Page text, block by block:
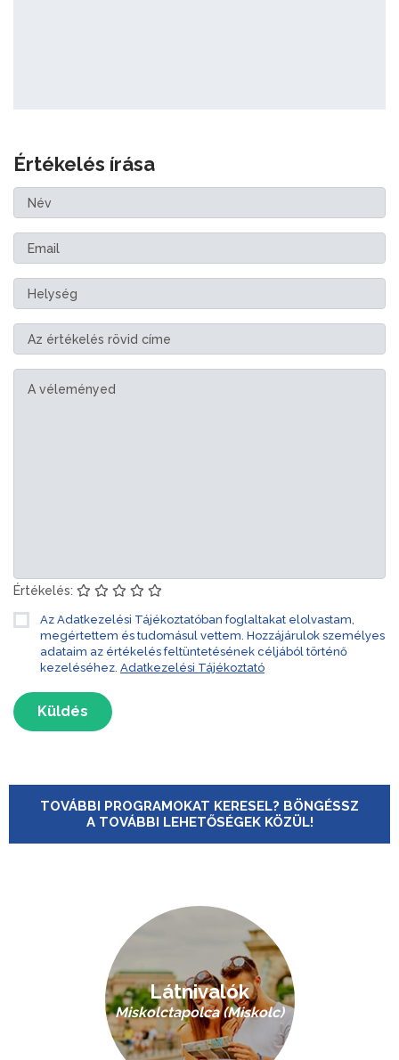
Értékelés írása
Értékelés:
Az Adatkezelési Tájékoztatóban foglaltakat elolvastam,
megértettem és tudomásul vettem. Hozzájárulok személyes
adataim az értékelés feltüntetésének céljából történő
kezeléséhez. Adatkezelési Tájékoztató
Küldés
TOVÁBBI PROGRAMOKAT KERESEL? BÖNGÉSSZ
A TOVÁBBI LEHETŐSÉGEK KÖZÜL!
Látnivalók
Miskolctapolca (Miskolc)